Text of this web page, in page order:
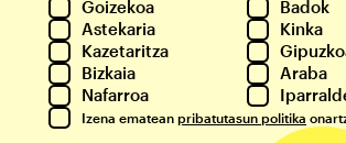
Goizekoa
Badok
Astekaria
Kinka
Kazetaritza
Bizkaia
Araba
Nafarroa
Izena ematean pribatutasun politika